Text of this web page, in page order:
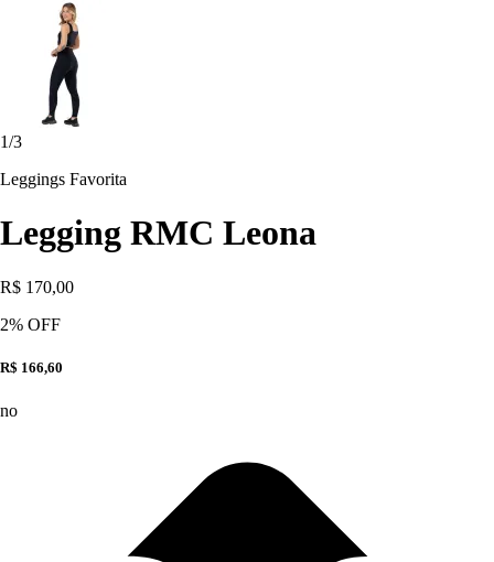
1/3
Leggings Favorita
Legging RMC Leona
R$ 170,00
2% OFF
R$ 166,60
no